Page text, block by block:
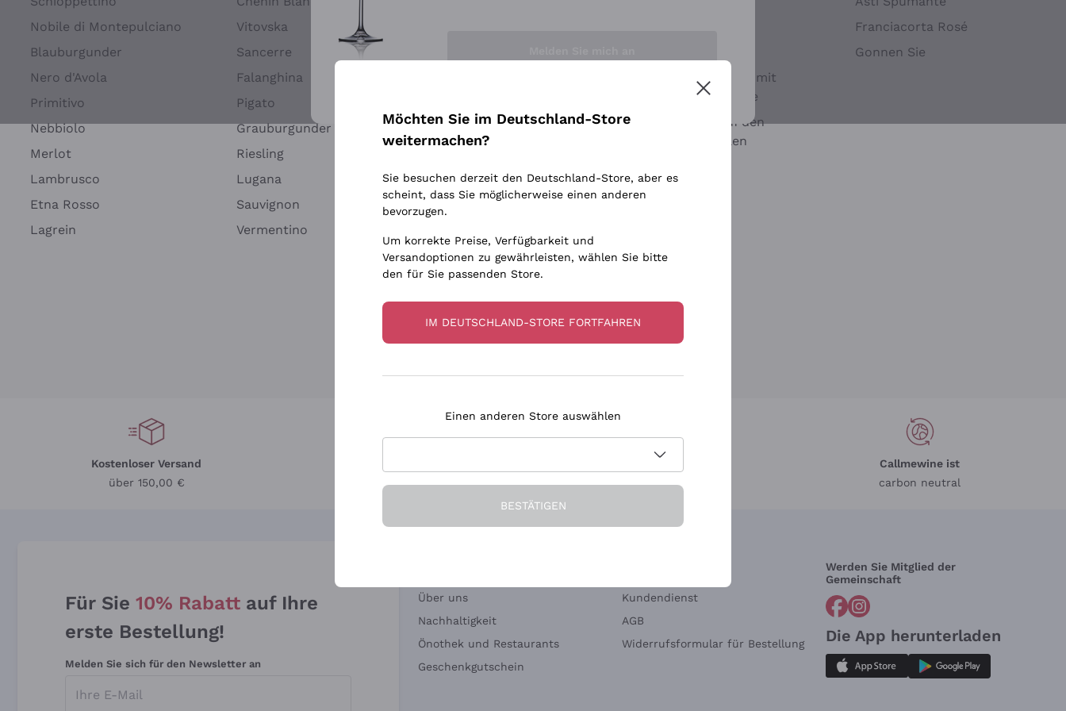
Nobile di Montepulciano
Blauburgunder
Nero d'Avola
Primitivo
Nebbiolo
Merlot
Lambrusco
Etna Rosso
Lagrein
Vitovska
Sancerre
Falanghina
Pigato
Grauburgunder
Riesling
Lugana
Sauvignon
Vermentino
Ca' dei Frati
Biondi Santi
Quintarelli Giuseppe
Rinaldi Giuseppe
Egly Ouriet
Jacquesson
Agrapart
Ohne Sulfit oder mit
minimalen Sulfite
Maischung auf den
Traubenschalen
Franciacorta Rosé
Gonnen Sie
Kostenloser Versand
über 150,00 €
in Deutschland
in 3 Raten
Callmewine ist
carbon neutral
Für Sie 10% Rabatt auf Ihre
erste Bestellung!
Melden Sie sich für den Newsletter an
Über uns
Nachhaltigkeit
Önothek und Restaurants
Geschenkgutschein
Kundendienst
AGB
Widerrufsformular für Bestellung
Werden Sie Mitglied der
Gemeinschaft
Die App herunterladen
Möchten Sie im Deutschland-Store
weitermachen?
Sie besuchen derzeit den Deutschland-Store, aber es
scheint, dass Sie möglicherweise einen anderen
bevorzugen.
Um korrekte Preise, Verfügbarkeit und
Versandoptionen zu gewährleisten, wählen Sie bitte
den für Sie passenden Store.
IM DEUTSCHLAND-STORE FORTFAHREN
Einen anderen Store auswählen
BESTÄTIGEN